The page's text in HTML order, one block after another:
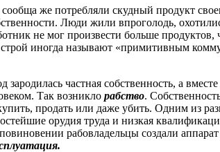
же потребляли скудный продукт
Люди жили впроголодь,
не мог произвести больше
иногда называют «примитивным
частная собственность, а
Так возникло рабство.
продать или даже убить. Одним из
орудия труда и низкая
рабовладельцы создали аппарат